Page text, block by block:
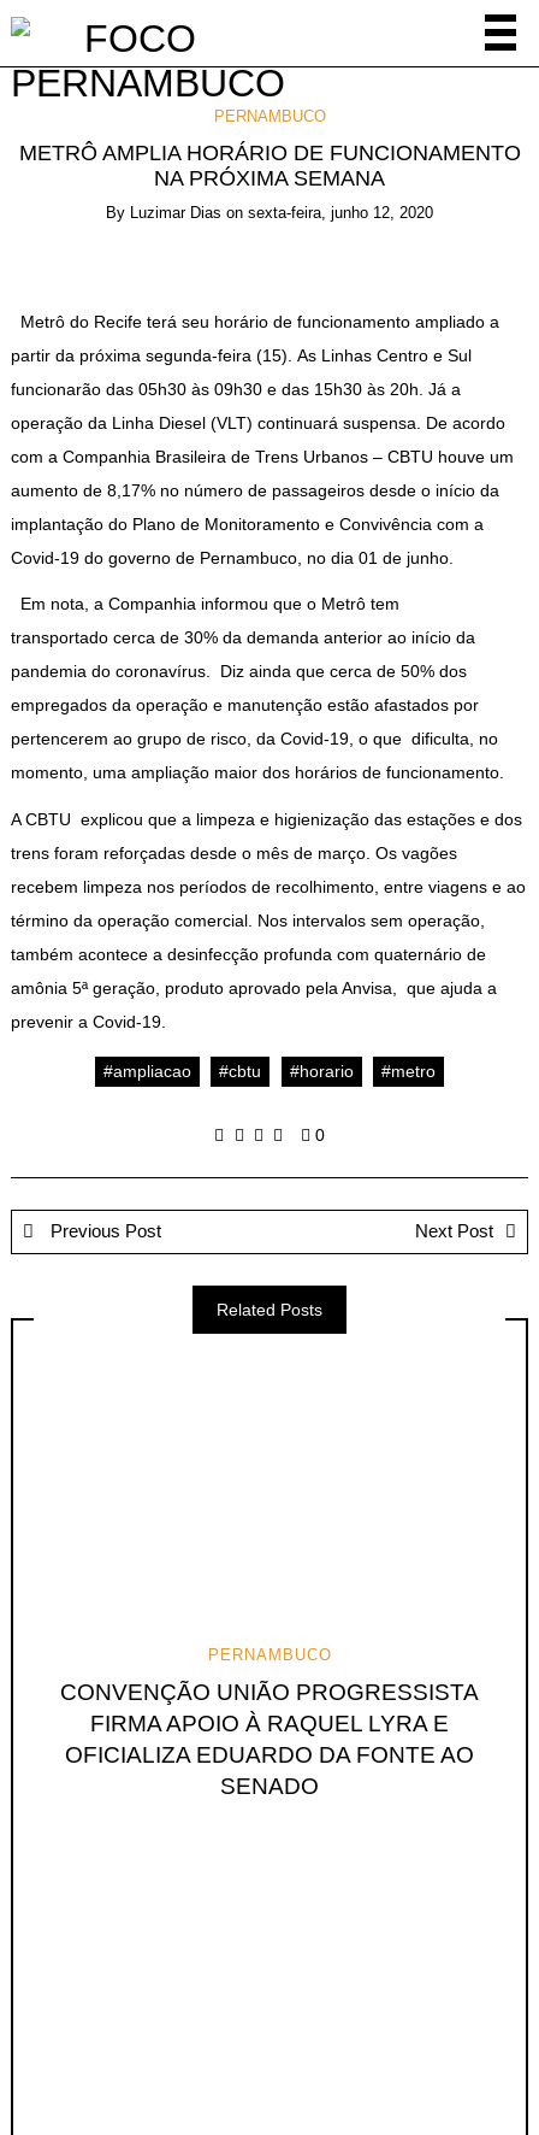
PERNAMBUCO
METRÔ AMPLIA HORÁRIO DE FUNCIONAMENTO
NA PRÓXIMA SEMANA
By Luzimar Dias on sexta-feira, junho 12, 2020
Metrô do Recife terá seu horário de funcionamento ampliado a
partir da próxima segunda-feira (15). As Linhas Centro e Sul
funcionarão das 05h30 às 09h30 e das 15h30 às 20h. Já a
operação da Linha Diesel (VLT) continuará suspensa. De acordo
com a Companhia Brasileira de Trens Urbanos – CBTU houve um
aumento de 8,17% no número de passageiros desde o início da
implantação do Plano de Monitoramento e Convivência com a
Covid-19 do governo de Pernambuco, no dia 01 de junho.
Em nota, a Companhia informou que o Metrô tem
transportado cerca de 30% da demanda anterior ao início da
pandemia do coronavírus. Diz ainda que cerca de 50% dos
empregados da operação e manutenção estão afastados por
pertencerem ao grupo de risco, da Covid-19, o que dificulta, no
momento, uma ampliação maior dos horários de funcionamento.
A CBTU explicou que a limpeza e higienização das estações e dos
trens foram reforçadas desde o mês de março. Os vagões
recebem limpeza nos períodos de recolhimento, entre viagens e ao
término da operação comercial. Nos intervalos sem operação,
também acontece a desinfecção profunda com quaternário de
amônia 5ª geração, produto aprovado pela Anvisa, que ajuda a
prevenir a Covid-19.
#ampliacao #cbtu #horario #metro
0
Previous Post Next Post
Related Posts
PERNAMBUCO
CONVENÇÃO UNIÃO PROGRESSISTA
FIRMA APOIO À RAQUEL LYRA E
OFICIALIZA EDUARDO DA FONTE AO
SENADO